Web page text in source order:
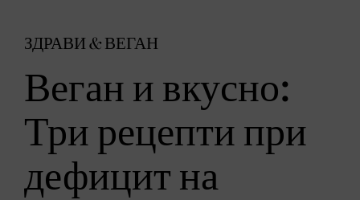
ЗДРАВИ & ВЕГАН
Веган и вкусно:
Три рецепти при
дефицит на